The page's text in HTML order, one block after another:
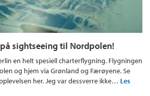
sightseeing til Nordpolen!
en helt spesiell charterflygning. Flygningen
og hjem via Grønland og Færøyene. Se
her. Jeg var dessverre ikke… Les